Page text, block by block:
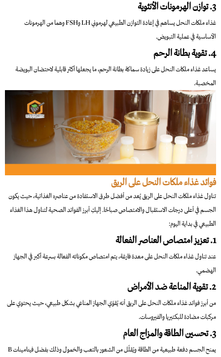
3. توازن الهرمونات الأنثوية
غذاء ملكات النحل يساهم في إعادة التوازن الطبيعي لهرموني LH وFSH وهما من الهرمونات
الأساسية في عملية التبويض.
4. تقوية بطانة الرحم
يساعد غذاء ملكات النحل على زيادة سماكة بطانة الرحم، ما يجعلها أكثر قابلية لاحتضان البويضة
المخصبة.
فوائد غذاء ملكات النحل على الريق
تناول غذاء ملكات النحل على الريق يُعد من أفضل طرق الاستفادة من عناصره الغذائية، حيث يكون
الجسم في أعلى درجات الاستقبال والامتصاص صباحًا. إليكِ أبرز الفوائد الصحية لتناول هذا الغذاء
الطبيعي في بداية اليوم:
1. تعزيز امتصاص العناصر الفعالة
عند تناول غذاء ملكات النحل على معدة فارغة، يتم امتصاص مكوناته الفعالة بسرعة أكبر في الجهاز
الهضمي.
2. تقوية المناعة ضد الأمراض
من أبرز فوائد غذاء ملكات النحل على الريق أنه يُقوّي الجهاز المناعي بشكل طبيعي، حيث يحتوي على
مركبات مضادة للبكتيريا والفيروسات.
3. تحسين الطاقة والمزاج العام
يمنح الجسم دفعة طبيعية من الطاقة ويُقلّل من الشعور بالتعب والخمول وذلك بفضل فيتامينات B